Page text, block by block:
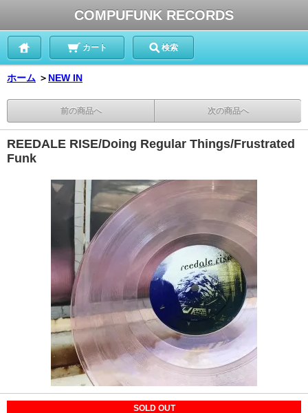
COMPUFUNK RECORDS
カート 検索
ホーム ＞ NEW IN
前の商品へ 次の商品へ
REEDALE RISE/Doing Regular Things/Frustrated
Funk
SOLD OUT